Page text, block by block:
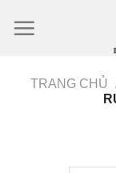
qua
dungTRANG CHỦ